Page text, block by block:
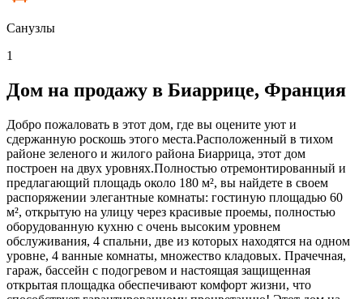
Санузлы
1
Дом на продажу в Биаррице, Франция
Добро пожаловать в этот дом, где вы оцените уют и
сдержанную роскошь этого места.Расположенный в тихом
районе зеленого и жилого района Биаррица, этот дом
построен на двух уровнях.Полностью отремонтированный и
предлагающий площадь около 180 м², вы найдете в своем
распоряжении элегантные комнаты: гостиную площадью 60
м², открытую на улицу через красивые проемы, полностью
оборудованную кухню с очень высоким уровнем
обслуживания, 4 спальни, две из которых находятся на одном
уровне, 4 ванные комнаты, множество кладовых. Прачечная,
гараж, бассейн с подогревом и настоящая защищенная
открытая площадка обеспечивают комфорт жизни, что